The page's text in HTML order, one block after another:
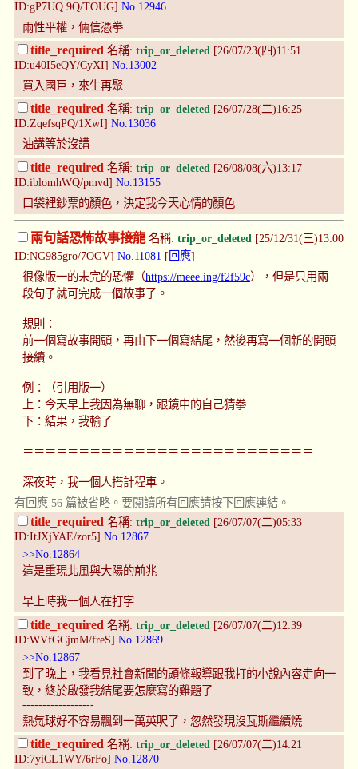
ID:gP7UQ.9Q/TOUG] No.12946
兩性平權，倆信憑拳
title_required 名稱: trip_or_deleted [26/07/23(四)11:51
ID:u40I5eQY/CyXI] No.13002
買入國巨，來生再聚
title_required 名稱: trip_or_deleted [26/07/28(二)16:25
ID:ZqefsqPQ/1XwI] No.13036
油講等於沒講
title_required 名稱: trip_or_deleted [26/08/08(六)13:17
ID:iblomhWQ/pmvd] No.13155
口袋裡鈔票的顏色，決定我今天心情的顏色
兩句話恐怖故事接龍 名稱: trip_or_deleted [25/12/31(三)13:00
ID:NG985gro/7OGV] No.11081 [ 回應]
很像版一的未完的恐懼（https://meee.ing/f2f59c），但是只用兩
段句子就可完成一個故事了。
規則：
前一個寫故事開頭，再由下一個寫結尾，然後再寫一個新的開頭
接續。
例：（引用版一）
上：今天早上我因為無聊，跟鏡中的自己猜拳
下：結果，我輸了
＝＝＝＝＝＝＝＝＝＝＝＝＝＝＝＝＝＝＝＝＝＝＝＝＝＝
深夜時，我一個人搭計程車。
有回應 56 篇被省略。要閱讀所有回應請按下回應連結。
title_required 名稱: trip_or_deleted [26/07/07(二)05:33
ID:ItJXjYAE/zor5] No.12867
>>No.12864
這是重現北風與大陽的前兆
早上時我一個人在打字
title_required 名稱: trip_or_deleted [26/07/07(二)12:39
ID:WVfGCjmM/freS] No.12869
>>No.12867
到了晚上，我看見社會新聞的頭條報導跟我打的小說內容走向一
致，終於啟發我結尾要怎麼寫的難題了
------------------
熱氣球好不容易飄到一萬英呎了，忽然發現沒瓦斯繼續燒
title_required 名稱: trip_or_deleted [26/07/07(二)14:21
ID:7yiCL1WY/6rFo] No.12870